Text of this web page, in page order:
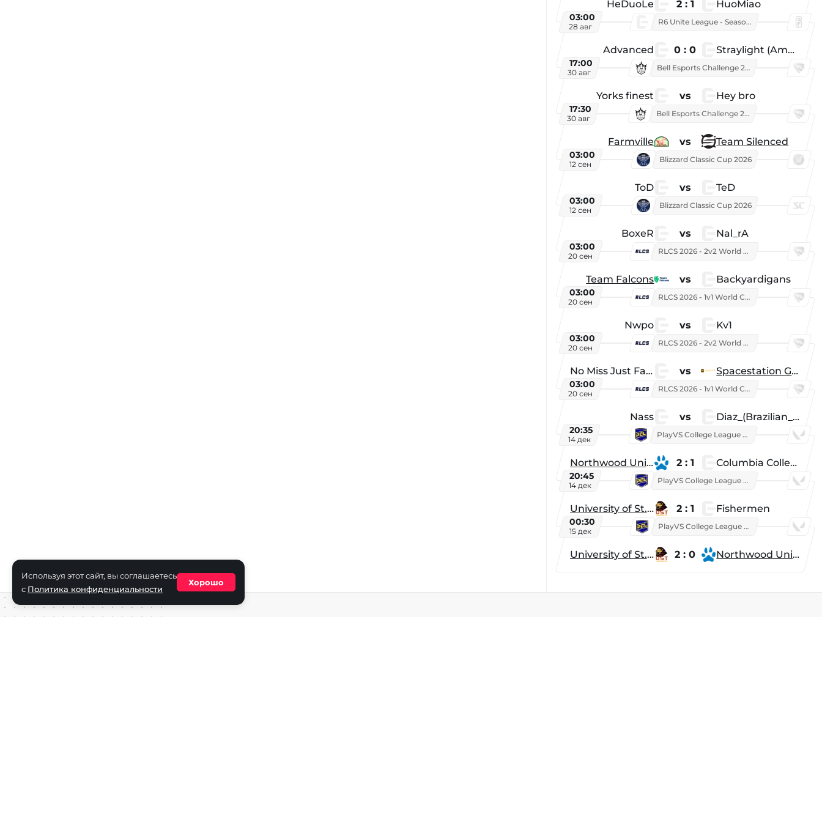
HeDuoLe 2 : 1 HuoMiao
03:00
28 авг
R6 Unite League - Season 1
Advanced 0 : 0 Straylight (American team)
17:00
30 авг
Bell Esports Challenge 2026
Yorks finest vs Hey bro
17:30
30 авг
Bell Esports Challenge 2026
Farmville vs Team Silenced
03:00
12 сен
Blizzard Classic Cup 2026
ToD vs TeD
03:00
12 сен
Blizzard Classic Cup 2026
BoxeR vs Nal_rA
03:00
20 сен
RLCS 2026 - 2v2 World Championship
Team Falcons vs Backyardigans
03:00
20 сен
RLCS 2026 - 1v1 World Championship
Nwpo vs Kv1
03:00
20 сен
RLCS 2026 - 2v2 World Championship
No Miss Just Fake vs Spacestation Gaming
03:00
20 сен
RLCS 2026 - 1v1 World Championship
Nass vs Diaz_(Brazilian_Player)
20:35
14 дек
PlayVS College League 2025: Fall
Northwood University 2 : 1 Columbia College
20:45
14 дек
PlayVS College League 2025: Fall
University of St. Thomas 2 : 1 Fishermen
00:30
15 дек
PlayVS College League 2025: Fall
University of St. Thomas 2 : 0 Northwood University
Используя этот сайт, вы соглашаетесь
с Политика конфиденциальности
Хорошо